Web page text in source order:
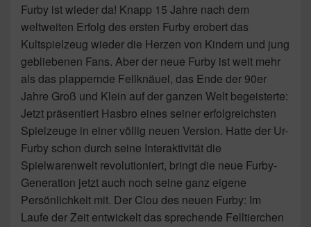
Furby ist wieder da! Knapp 15 Jahre nach dem
weltweiten Erfolg des ersten Furby erobert das
Kultspielzeug wieder die Herzen von Kindern und jung
gebliebenen Fans. Aber der neue Furby ist weit mehr
als das plappernde Fellknäuel, das Ende der 90er
Jahre Groß und Klein auf der ganzen Welt begeisterte:
Jetzt präsentiert Hasbro eines seiner erfolgreichsten
Spielzeuge in einer völlig neuen Version. Hatte der Ur-
Furby schon durch seine Interaktivität die
Spielwarenwelt revolutioniert, bringt die neue Furby-
Generation jetzt auch noch seine ganz eigene
Persönlichkeit mit. Der Clou des neuen Furby: Im
Laufe der Zeit entwickelt das sprechende Felltierchen